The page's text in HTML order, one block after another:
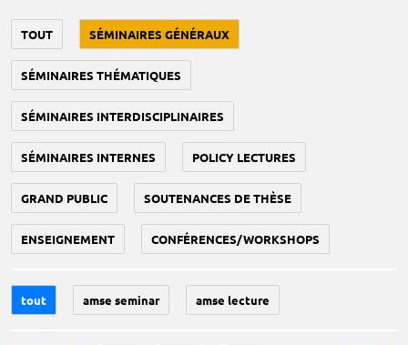
TOUT SÉMINAIRES GÉNÉRAUX
SÉMINAIRES THÉMATIQUES
SÉMINAIRES INTERDISCIPLINAIRES
SÉMINAIRES INTERNES POLICY LECTURES
GRAND PUBLIC SOUTENANCES DE THÈSE
ENSEIGNEMENT CONFÉRENCES/WORKSHOPS
tout amse seminar amse lecture